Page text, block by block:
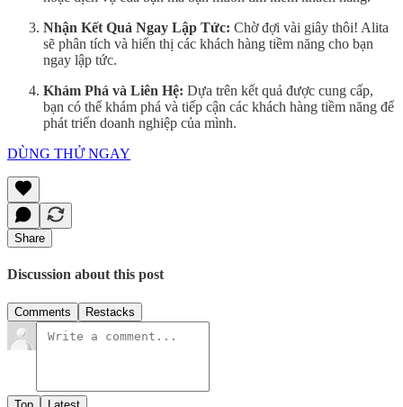
Nhận Kết Quả Ngay Lập Tức: Chờ đợi vài giây thôi! Alita
sẽ phân tích và hiển thị các khách hàng tiềm năng cho bạn
ngay lập tức.
Khám Phá và Liên Hệ: Dựa trên kết quả được cung cấp,
bạn có thể khám phá và tiếp cận các khách hàng tiềm năng để
phát triển doanh nghiệp của mình.
DÙNG THỬ NGAY
Share
Discussion about this post
Comments Restacks